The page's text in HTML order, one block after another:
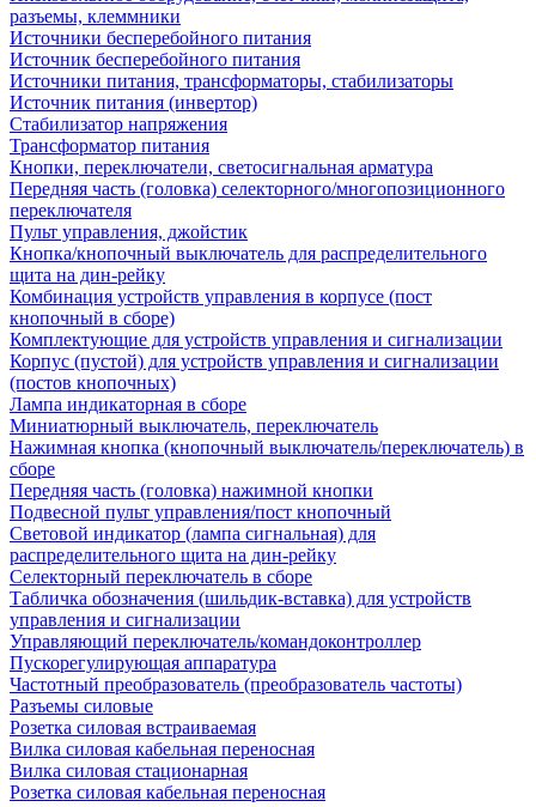
разъемы, клеммники
Источники бесперебойного питания
Источник бесперебойного питания
Источники питания, трансформаторы, стабилизаторы
Источник питания (инвертор)
Стабилизатор напряжения
Трансформатор питания
Кнопки, переключатели, светосигнальная арматура
Передняя часть (головка) селекторного/многопозиционного
переключателя
Пульт управления, джойстик
Кнопка/кнопочный выключатель для распределительного
щита на дин-рейку
Комбинация устройств управления в корпусе (пост
кнопочный в сборе)
Комплектующие для устройств управления и сигнализации
Корпус (пустой) для устройств управления и сигнализации
(постов кнопочных)
Лампа индикаторная в сборе
Миниатюрный выключатель, переключатель
Нажимная кнопка (кнопочный выключатель/переключатель) в
сборе
Передняя часть (головка) нажимной кнопки
Подвесной пульт управления/пост кнопочный
Световой индикатор (лампа сигнальная) для
распределительного щита на дин-рейку
Селекторный переключатель в сборе
Табличка обозначения (шильдик-вставка) для устройств
управления и сигнализации
Управляющий переключатель/командоконтроллер
Пускорегулирующая аппаратура
Частотный преобразователь (преобразователь частоты)
Разъемы силовые
Розетка силовая встраиваемая
Вилка силовая кабельная переносная
Вилка силовая стационарная
Розетка силовая кабельная переносная